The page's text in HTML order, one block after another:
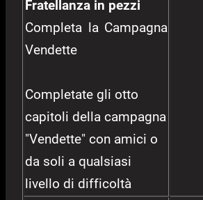
Fratellanza in pezzi
Completa la Campagna
Vendette
Completate gli otto
capitoli della campagna
"Vendette" con amici o
da soli a qualsiasi
livello di difficoltà